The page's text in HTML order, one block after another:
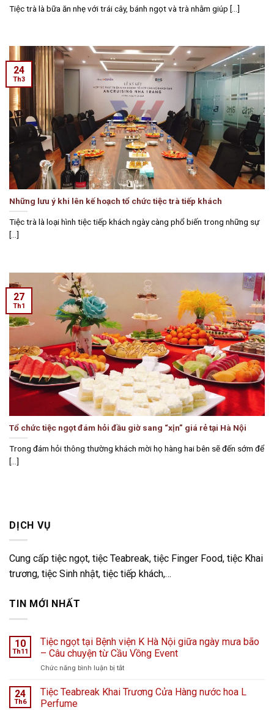
Tiệc trà là bữa ăn nhẹ với trái cây, bánh ngọt và trà nhằm giúp [...]
Những lưu ý khi lên kế hoạch tổ chức tiệc trà tiếp khách
Tiệc trà là loại hình tiệc tiếp khách ngày càng phổ biến trong những sự
[...]
24
Th3
Tổ chức tiệc ngọt đám hỏi đầu giờ sang “xịn” giá rẻ tại Hà Nội
Trong đám hỏi thông thường khách mời họ hàng hai bên sẽ đến sớm để
[...]
27
Th1
DỊCH VỤ
Cung cấp tiệc ngọt, tiệc Teabreak, tiệc Finger Food, tiệc Khai
trương, tiệc Sinh nhật, tiệc tiếp khách,…
TIN MỚI NHẤT
10
Th11
Tiệc ngọt tại Bệnh viện K Hà Nội giữa ngày mưa bão
– Câu chuyện từ Cầu Vồng Event
Chức năng bình luận bị tắtở
ngọt
24
Th6
Tiệc Teabreak Khai Trương Cửa Hàng nước hoa L
Perfume